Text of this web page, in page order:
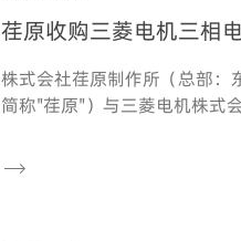
荏原收购三菱电机三相
株式会社荏原制作所（总部：
简称"荏原"）与三菱电机株式
